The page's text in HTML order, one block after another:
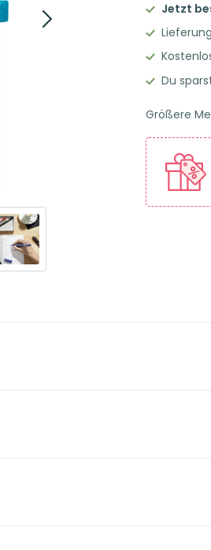
F
Fineliner
Einzelstift
türkis
Jetzt
Du
Größere